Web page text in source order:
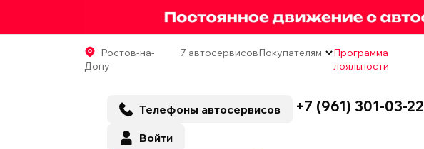
Ростов-на-
Дону
7 автосервисовПокупателям
Программа
лояльности
Телефоны автосервисов +7 (961) 301-03-22
Войти